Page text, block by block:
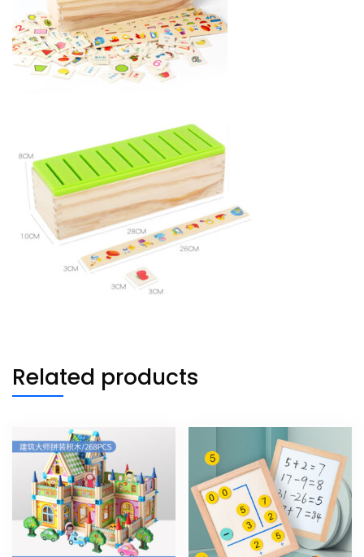
Related products